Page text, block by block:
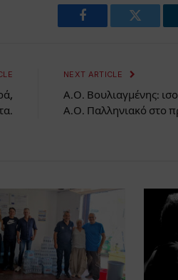
Facebook Twitter
NEXT ARTICLE
Α.Ο. Βουλιαγμένης:
Α.Ο. Παλληνιακό στο